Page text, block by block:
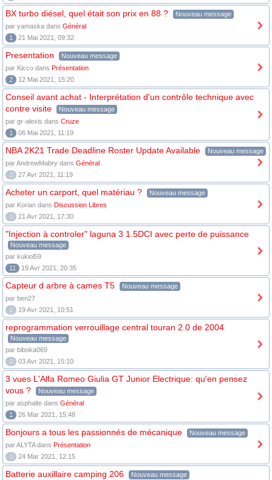
BX turbo diésel, quel était son prix en 88 ?
Nouveau message
par yamaska dans Général
1
21 Mai 2021, 09:32
Presentation
Nouveau message
par Kicco dans Présentation
2
12 Mai 2021, 15:20
Conseil avant achat - Interprétation d'un contrôle technique avec
contre visite
Nouveau message
par gr-alexis dans Cruze
1
06 Mai 2021, 11:19
NBA 2K21 Trade Deadline Roster Update Available
Nouveau message
par AndrewMabry dans Général
0
27 Avr 2021, 11:19
Acheter un carport, quel matériau ?
Nouveau message
par Korian dans Discussion Libres
0
21 Avr 2021, 17:30
"Injection à controler" laguna 3 1.5DCI avec perte de puissance
Nouveau message
par kukiol59
11
19 Avr 2021, 20:35
Capteur d arbre à cames T5
Nouveau message
par ben27
0
19 Avr 2021, 10:51
reprogrammation verrouillage central touran 2.0 de 2004
Nouveau message
par biboka069
0
03 Avr 2021, 15:10
3 vues L'Alfa Romeo Giulia GT Junior Electrique: qu'en pensez
vous ?
Nouveau message
par asphalte dans Général
1
26 Mar 2021, 15:48
Bonjours a tous les passionnés de mécanique
Nouveau message
par ALYTA dans Présentation
0
24 Mar 2021, 12:15
Batterie auxillaire camping 206 Nouveau message